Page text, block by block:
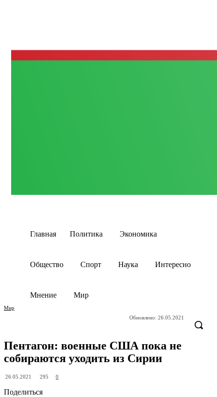
Главная Политика Экономика
Общество Спорт Наука Интересно
Мнение Мир
Мир
Обновлено: 26.05.2021
Пентагон: военные США пока не
собираются уходить из Сирии
26.05.2021 295 0
Поделиться